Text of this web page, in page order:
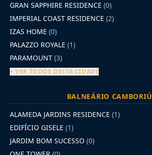
GRAN SAPPHIRE RESIDENCE (0)
IMPERIAL COAST RESIDENCE (2)
IZAS HOME (0)
PALAZZO ROYALE (1)
PARAMOUNT (3)
+ VER TODOS DESTA CIDADE
BALNEÁRIO CAMBORIÚ
ALAMEDA JARDINS RESIDENCE (1)
EDIFÍCIO GISELE (1)
JARDIM BOM SUCESSO (0)